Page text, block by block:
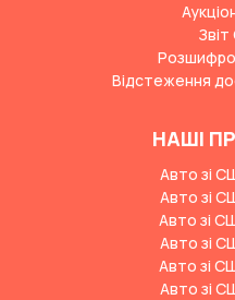
Звіт
Відстеження
НАШІ
Авто зі
Авто зі
Авто зі
Авто зі
Авто зі
Авто зі